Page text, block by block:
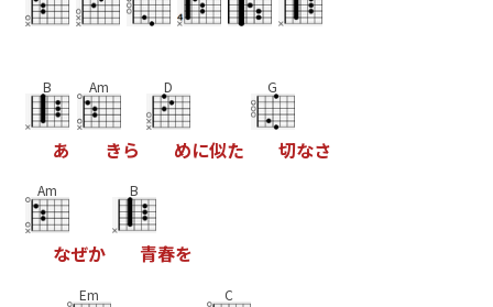
B
あ
Am
きら
D
めに似た
G
切なさ
Am
なぜか
B
青春を
Em C